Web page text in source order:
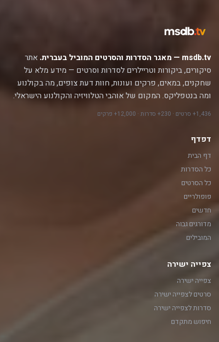
msdb.tv — מאגר הסדרות והסרטים המוביל בעברית.
אתר
סיקורים, ביקורות וטריילרים לסדרות וסרטים — מידע מלא על
שחקנים, במאים, פרקים ועונות, חוות דעת צופים, מה בקולנוע
ומה בנטפליקס. המקום של אוהבי הטלוויזיה והקולנוע הישראלי.
1,436+ סרטים · 230+ סדרות · 12,000+ פרקים
דפדף
דף הבית
כל הסדרות
כל הסרטים
פופולריים
חדשים
מדורגים גבוה
המובילים
צפייה ישירה
צפייה ישירה
סרטים לצפייה ישירה
סדרות לצפייה ישירה
חיפוש מתקדם